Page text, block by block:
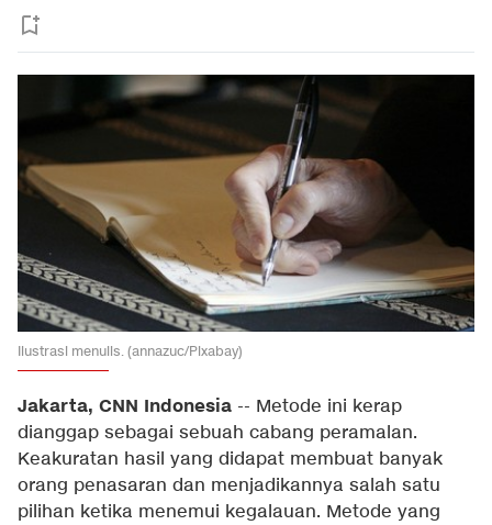
Ilustrasi menulis. (annazuc/Pixabay)
Jakarta, CNN Indonesia -- Metode ini kerap
dianggap sebagai sebuah cabang peramalan.
Keakuratan hasil yang didapat membuat banyak
orang penasaran dan menjadikannya salah satu
pilihan ketika menemui kegalauan. Metode yang